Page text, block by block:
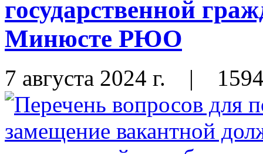
государственной
Минюсте РЮО
7 августа 2024 г. |